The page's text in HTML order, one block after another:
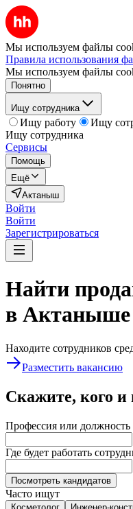
Мы используем файлы
Правила использования
Мы используем файлы
Понятно
Ищу сотрудника
Ищу работу
Ищу
Ищу сотрудника
Сервисы
Помощь
Ещё
Актаныш
Войти
Войти
Зарегистрироваться
Найти
в Актаныше
Находите сотрудников
Разместить вакансию
Скажите, кого
Профессия или должность
Где будет работать
Посмотреть кандидатов
Часто ищут